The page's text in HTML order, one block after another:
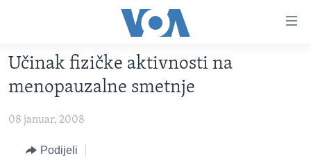
glavni
sadržaj
na
navigaciju
FOTOGRAFIJE DANA
VIJESTI
Učinak fizičke aktivnosti na
menopauzalne smetnje
08 januar, 2008
Podijeli